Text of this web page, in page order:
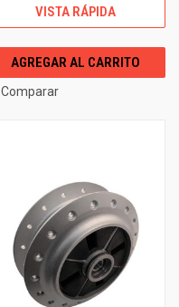
VISTA RÁPIDA
AGREGAR AL CARRITO
Comparar